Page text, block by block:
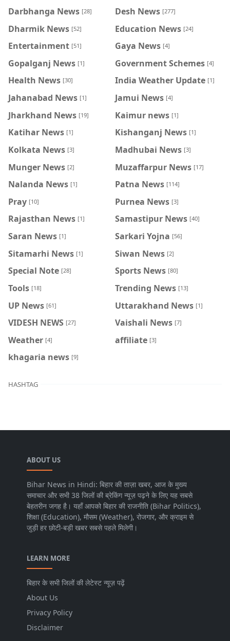
Darbhanga News [28] Desh News [277]
Dharmik News [52] Education News [24]
Entertainment [51] Gaya News [4]
Gopalganj News [1] Government Schemes [4]
Health News [30] India Weather Update [1]
Jahanabad News [1] Jamui News [4]
Jharkhand News [19] Kaimur news [1]
Katihar News [1] Kishanganj News [1]
Kolkata News [3] Madhubai News [3]
Munger News [2] Muzaffarpur News [17]
Nalanda News [1] Patna News [114]
Pray [10] Purnea News [3]
Rajasthan News [1] Samastipur News [40]
Saran News [1] Sarkari Yojna [56]
Sitamarhi News [1] Siwan News [2]
Special Note [28] Sports News [80]
Tools [18] Trending News [13]
UP News [61] Uttarakhand News [1]
VIDESH NEWS [27] Vaishali News [7]
Weather [4] affiliate [3]
khagaria news [9]
HASHTAG
ABOUT US
Bihar News in Hindi: बिहार की ताज़ा खबर, आज के मुख्य
समाचार और सभी 38 जिलों की ब्रेकिंग न्यूज़ पढ़ने के लिए यह सबसे
बेहतरीन जगह है। यहाँ आपको बिहार की राजनीति (Bihar Politics),
शिक्षा (Education), मौसम (Weather), रोजगार, और क्राइम से
जुड़ी हर छोटी-बड़ी खबर सबसे पहले मिलेगी।
LEARN MORE
बिहार के सभी जिलों की लेटेस्ट न्यूज़ पढ़ें
About Us
Privacy Policy
Disclaimer